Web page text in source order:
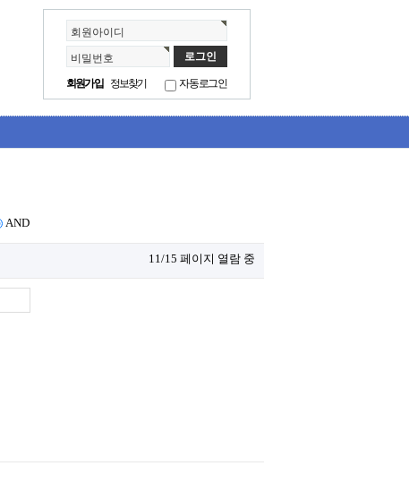
회원아이디
비밀번호
회원가입
정보찾기 자동로그인
AND
11/15 페이지 열람 중